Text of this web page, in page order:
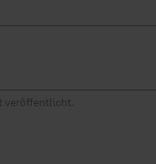
veröffentlicht.